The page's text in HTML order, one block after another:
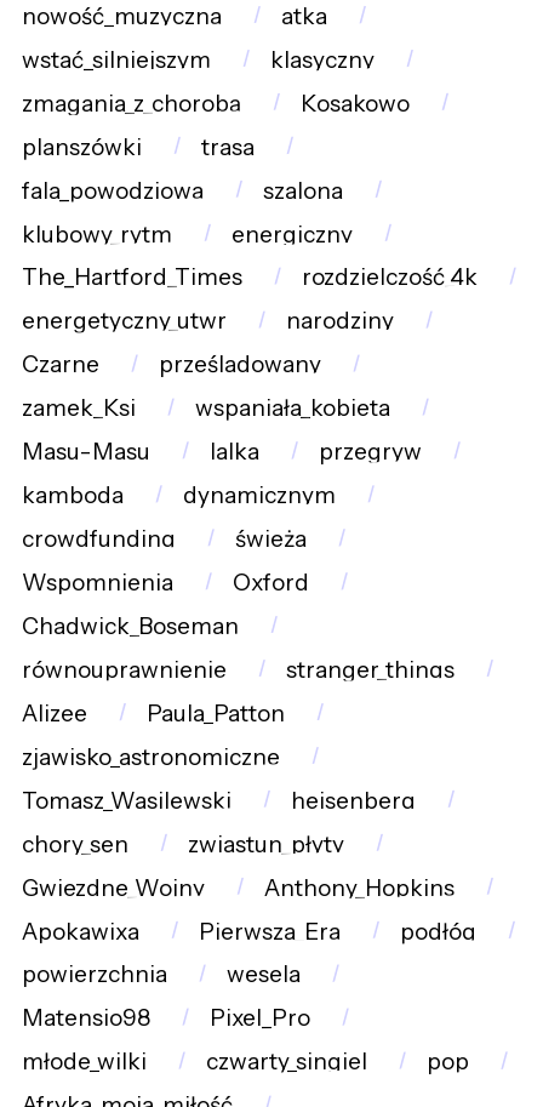
nowość_muzyczna
atka
wstać_silniejszym
klasyczny
zmagania_z_chorobą
Kosakowo
planszówki
trasa
fala_powodziowa
szalona
klubowy_rytm
energiczny
The_Hartford_Times
rozdzielczość_4k
energetyczny_utwr
narodziny
Czarne
prześladowany
zamek_Ksi
wspaniała_kobieta
Masu-Masu
lalka
przegryw
kamboda
dynamicznym
crowdfunding
świeża
Wspomnienia
Oxford
Chadwick_Boseman
równouprawnienie
stranger_things
Alizee
Paula_Patton
zjawisko_astronomiczne
Tomasz_Wasilewski
heisenberg
chory_sen
zwiastun_płyty
Gwiezdne_Wojny
Anthony_Hopkins
Apokawixa
Pierwsza_Era
podłóg
powierzchnia
wesela
Matensio98
Pixel_Pro
młode_wilki
czwarty_singiel
pop